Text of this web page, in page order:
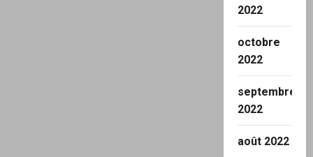
2022
octobre
2022
septembre
2022
août 2022